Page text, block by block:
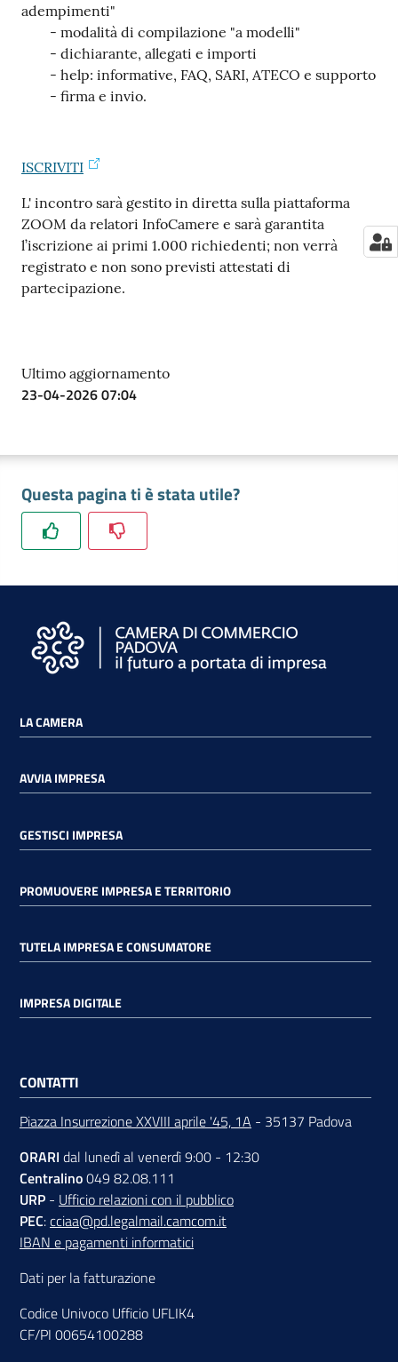
adempimenti"
- modalità di compilazione "a modelli"
- dichiarante, allegati e importi
- help: informative, FAQ, SARI, ATECO e supporto
- firma e invio.
ISCRIVITI
L' incontro sarà gestito in diretta sulla piattaforma
ZOOM da relatori InfoCamere e sarà garantita
l’iscrizione ai primi 1.000 richiedenti; non verrà
registrato e non sono previsti attestati di
partecipazione.
Ultimo aggiornamento
23-04-2026 07:04
Questa pagina ti è stata utile?
LA CAMERA
AVVIA IMPRESA
GESTISCI IMPRESA
PROMUOVERE IMPRESA E TERRITORIO
TUTELA IMPRESA E CONSUMATORE
IMPRESA DIGITALE
CONTATTI
Piazza Insurrezione XXVIII aprile '45, 1A - 35137 Padova
ORARI dal lunedì al venerdì 9:00 - 12:30
Centralino049 82.08.111
URP - Ufficio relazioni con il pubblico
PEC:cciaa@pd.legalmail.camcom.it
IBAN e pagamenti informatici
Dati per la fatturazione
Codice Univoco Ufficio UFLIK4
CF/PI 00654100288